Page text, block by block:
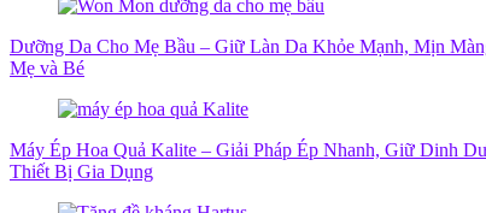
Dưỡng Da Cho Mẹ Bầu – Giữ Làn Da Khỏe Mạnh, Mịn
Mẹ và Bé
Máy Ép Hoa Quả Kalite – Giải Pháp Ép Nhanh, Giữ Dinh
Thiết Bị Gia Dụng